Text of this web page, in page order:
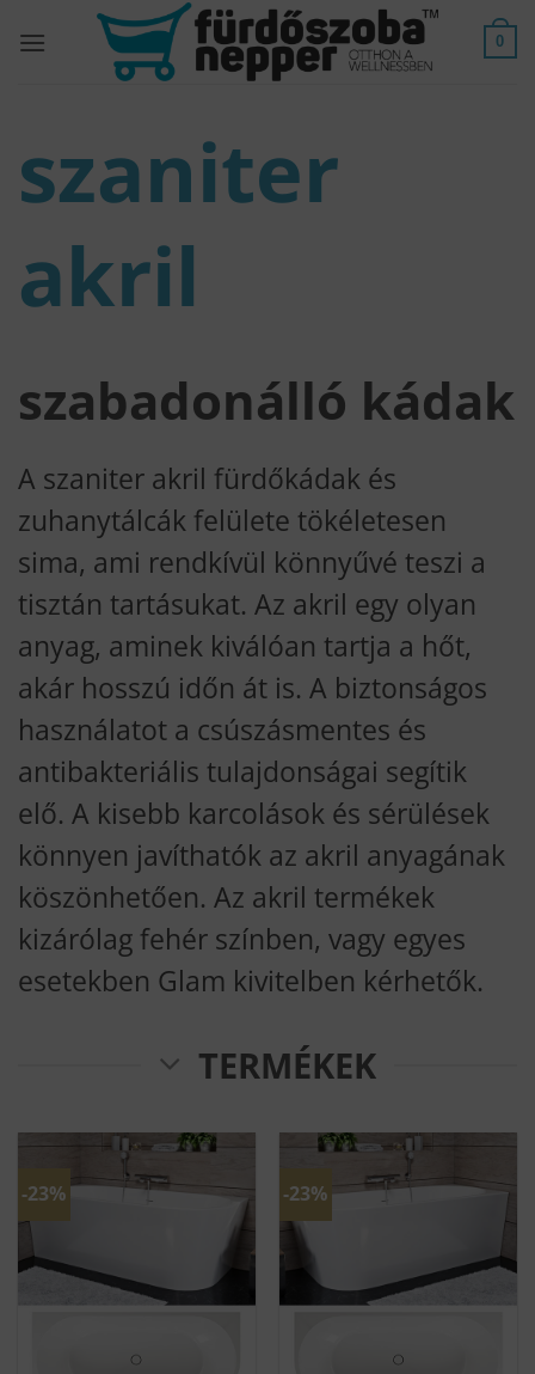
0
szaniter
akril
szabadonálló kádak
A szaniter akril fürdőkádak és
zuhanytálcák felülete tökéletesen
sima, ami rendkívül könnyűvé teszi a
tisztán tartásukat. Az akril egy olyan
anyag, aminek kiválóan tartja a hőt,
akár hosszú időn át is. A biztonságos
használatot a csúszásmentes és
antibakteriális tulajdonságai segítik
elő. A kisebb karcolások és sérülések
könnyen javíthatók az akril anyagának
köszönhetően. Az akril termékek
kizárólag fehér színben, vagy egyes
esetekben Glam kivitelben kérhetők.
TERMÉKEK
-23% -23%